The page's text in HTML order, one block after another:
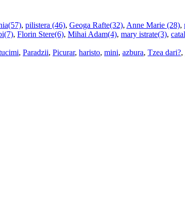
, pilistera (46), Geoga Rafte(32), Anne Marie (28),
, Florin Stere(6), Mihai Adam(4), mary istrate(3),
, Paradzii, Picurar, haristo, mini, azbura, Tzea dari?,